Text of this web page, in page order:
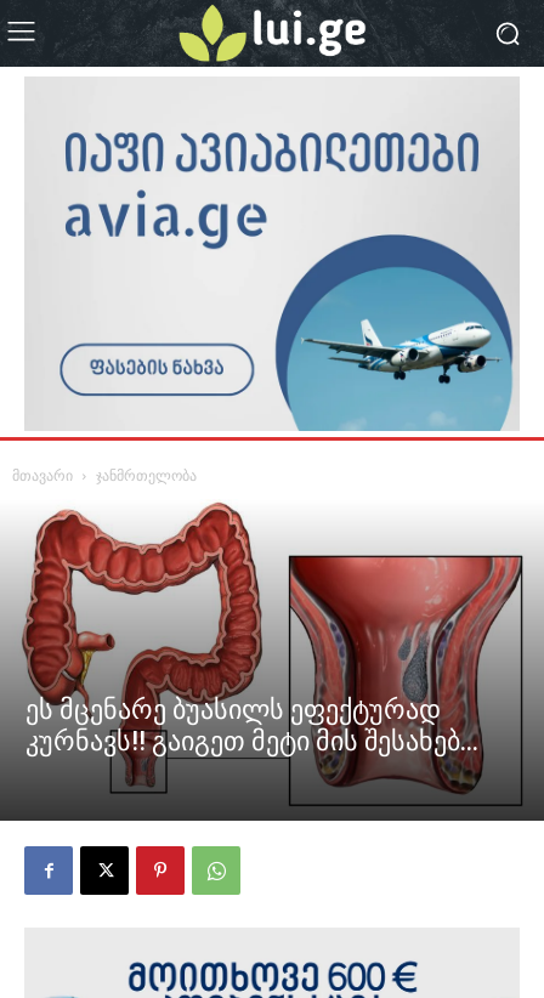
მთავარი ჯანმრთელობა
ეს მცენარე ბუასილს ეფექტურად
კურნავს!! გაიგეთ მეტი მის შესახებ…